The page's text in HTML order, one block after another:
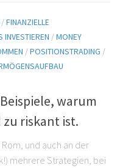
/FINANZIELLE
INVESTIEREN /MONEY
/POSITIONSTRADING /
warum
riskant ist.
und auch an der
mehrere Strategien, bei